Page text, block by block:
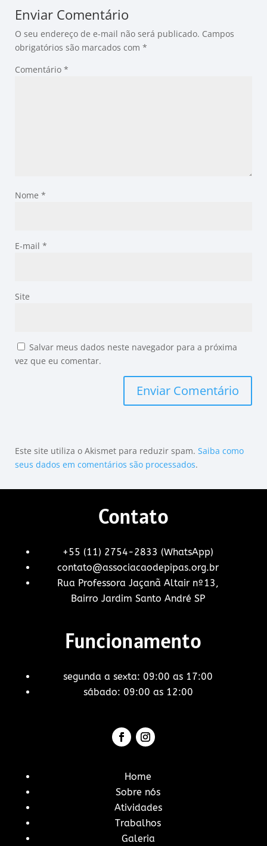
Enviar Comentário
O seu endereço de e-mail não será publicado. Campos
obrigatórios são marcados com *
Comentário *
Nome *
E-mail *
Site
Salvar meus dados neste navegador para a próxima
vez que eu comentar.
Este site utiliza o Akismet para reduzir spam. Saiba como
seus dados em comentários são processados.
Contato
+55 (11) 2754-2833 (WhatsApp)
contato@associacaodepipas.org.br
Rua Professora Jaçanã Altair nº13,
Bairro Jardim Santo André SP
Funcionamento
segunda a sexta: 09:00 as 17:00
sábado: 09:00 as 12:00
Home
Sobre nós
Atividades
Trabalhos
Galeria